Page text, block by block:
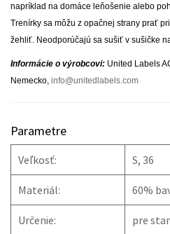
napríklad na domáce leňošenie alebo
Trenírky sa môžu z opačnej strany prať
žehliť. Neodporúčajú sa sušiť v sušičke
Informácie o výrobcovi: United Labels
Nemecko, info@unitedlabels.com
Parametre
Veľkosť: S, 36
Materiál: 60%
Určenie: pre